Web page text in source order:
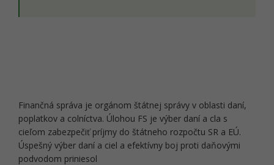
Finančná správa je orgánom štátnej správy v oblasti daní,
poplatkov a colníctva. Úlohou FS je výber daní a cla s
cieľom zabezpečiť príjmy do štátneho rozpočtu SR a EÚ.
Úspešný výber daní a ciel a efektívny boj proti daňovými
podvodom priniesol